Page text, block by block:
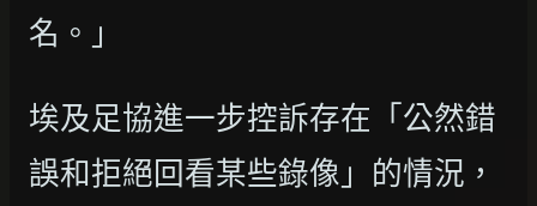
名。」
埃及足協進一步控訴存在「公然錯
誤和拒絕回看某些錄像」的情況，